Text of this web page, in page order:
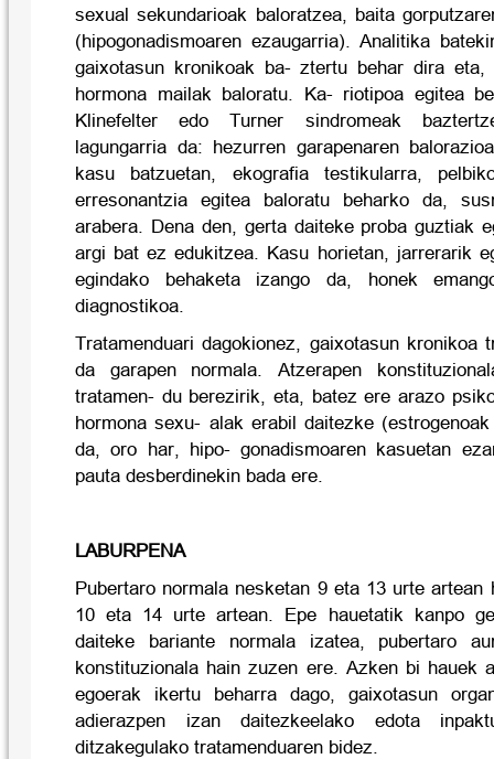
sexual sekundarioak baloratzea, baita
(hipogonadismoaren ezaugarria). Analitika
gaixotasun kronikoak ba- ztertu behar dira eta,
hormona mailak baloratu. Ka- riotipoa egitea
Klinefelter edo Turner sindromeak
lagungarria da: hezurren garapenaren
kasu batzuetan, ekografia testikularra,
erresonantzia egitea baloratu beharko da,
arabera. Dena den, gerta daiteke proba guztiak
argi bat ez edukitzea. Kasu horietan, jarrerarik
egindako behaketa izango da, honek
diagnostikoa.
Tratamenduari dagokionez, gaixotasun kronikoa
da garapen normala. Atzerapen
tratamen- du berezirik, eta, batez ere arazo
hormona sexu- alak erabil daitezke
da, oro har, hipo- gonadismoaren kasuetan
pauta desberdinekin bada ere.
LABURPENA
Pubertaro normala nesketan 9 eta 13 urte artean
10 eta 14 urte artean. Epe hauetatik kanpo
daiteke bariante normala izatea, pubertaro
konstituzionala hain zuzen ere. Azken bi hauek
egoerak ikertu beharra dago, gaixotasun
adierazpen izan daitezkeelako edota
ditzakegulako tratamenduaren bidez.